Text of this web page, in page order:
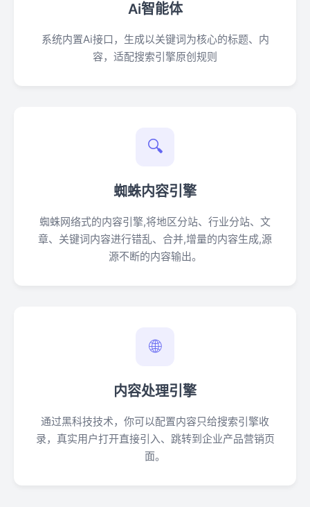
Ai智能体
系统内置Ai接口，生成以关键词为核心的标题、内
容，适配搜索引擎原创规则
🔍
蜘蛛内容引擎
蜘蛛网络式的内容引擎,将地区分站、行业分站、文
章、关键词内容进行错乱、合并,增量的内容生成,源
源不断的内容输出。
🌐
内容处理引擎
通过黑科技技术，你可以配置内容只给搜索引擎收
录，真实用户打开直接引入、跳转到企业产品营销页
面。